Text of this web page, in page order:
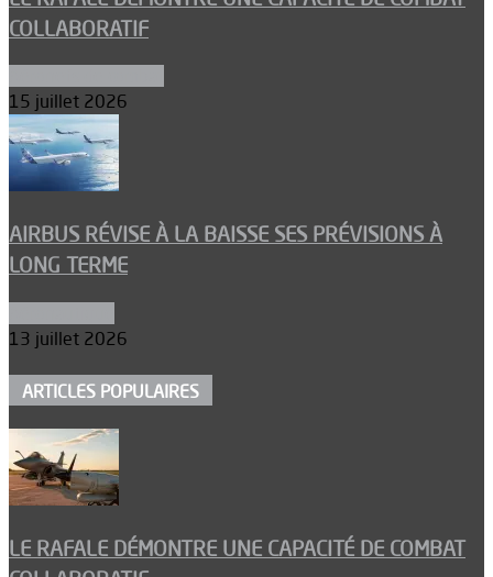
COLLABORATIF
15 juillet 2026
AIRBUS RÉVISE À LA BAISSE SES PRÉVISIONS À
LONG TERME
13 juillet 2026
ARTICLES POPULAIRES
LE RAFALE DÉMONTRE UNE CAPACITÉ DE COMBAT